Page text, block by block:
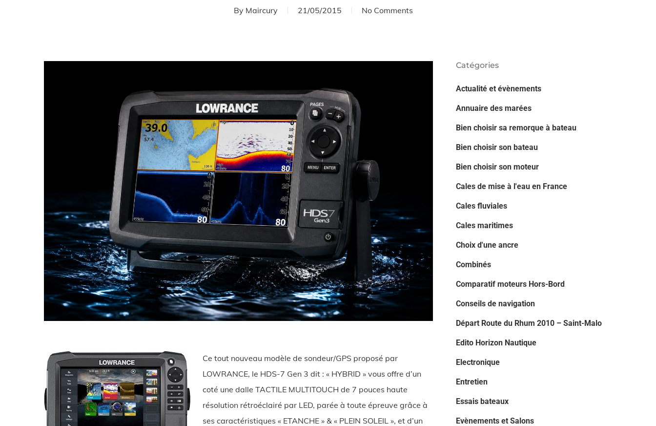
By Maircury 21/05/2015 No Comments
Ce tout nouveau modèle de sondeur/GPS proposé par
LOWRANCE, le HDS-7 Gen 3 dit : « HYBRID » vous offre d’un
coté une dalle TACTILE MULTITOUCH de 7 pouces haute
résolution rétroéclairé par LED, parée à toute épreuve grâce à
ses caractéristiques « ETANCHE » & « PLEIN SOLEIL », et d’un
Catégories
Actualité et évènements
Annuaire des marées
Bien choisir sa remorque à bateau
Bien choisir son bateau
Bien choisir son moteur
Cales de mise à l'eau en France
Cales fluviales
Cales maritimes
Choix d'une ancre
Combinés
Comparatif moteurs Hors-Bord
Conseils de navigation
Départ Route du Rhum 2010 – Saint-Malo
Edito Horizon Nautique
Electronique
Entretien
Essais bateaux
Evènements et Salons